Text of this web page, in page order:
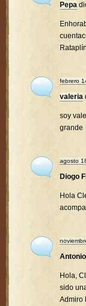
Pepa
febrero
valeria
soy
grande
agosto
Diogo
Hola
Hola,
sido
Admiro